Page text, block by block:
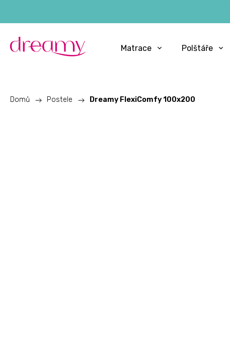
Matrace Polštáře
Domů / Postele / Dreamy FlexiComfy 100x200